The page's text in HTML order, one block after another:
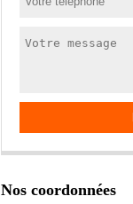
Nos coordonnées